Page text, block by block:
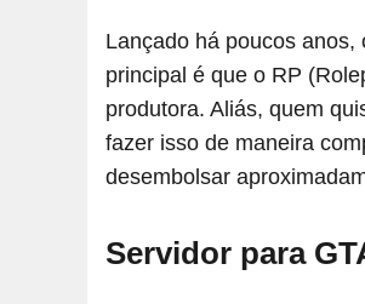
Lançado há poucos anos,
principal é que o RP
produtora. Aliás, quem
fazer isso de maneira
desembolsar
Servidor para